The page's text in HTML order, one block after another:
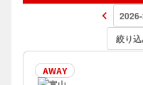
keyboard_arrow_left
絞り
AWAY